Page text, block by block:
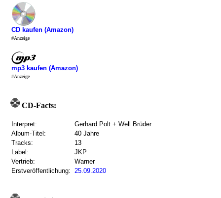
CD kaufen (Amazon)
#Anzeige
mp3 kaufen (Amazon)
#Anzeige
CD-Facts:
Interpret:
Gerhard Polt + Well Brüder
Album-Titel:
40 Jahre
Tracks:
13
Label:
JKP
Vertrieb:
Warner
Erstveröffentlichung: 25.09.2020